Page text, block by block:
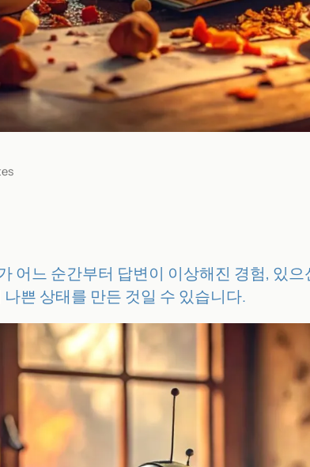
어느 순간부터 답변이 이상해진 경험, 있
쁜 상태를 만든 것일 수 있습니다.